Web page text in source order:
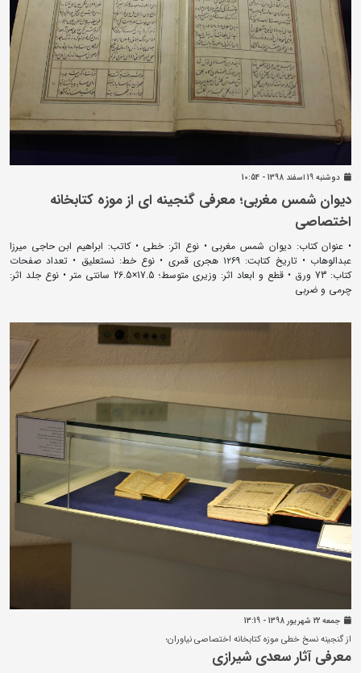
دوشنبه 19 اسفند 1398 - 10:54
دیوان شمس مغربی؛ معرفی گنجینه ای از موزه کتابخانه
اختصاصی
• عنوان کتاب: دیوان شمس مغربی • نوع اثر: خطی • کاتب: ابراهیم ابن حاجی میرزا
عبدالوهاب • تاریخ کتابت: ۱۲۶۹ هجری قمری • نوع خط: نستعلیق • تعداد صفحات
کتاب: 73 ورق • قطع و ابعاد اثر: وزیری متوسط؛ 17.5×26.5 سانتی متر • نوع جلد اثر:
چرمی و ضربی
جمعه 22 شهريور 1398 - 13:19
از گنجینه نسخ خطی موزه کتابخانه اختصاصی نیاوران؛
معرفی آثار سعدی شیرازی